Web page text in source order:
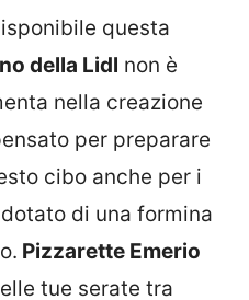
questa
della Lidl non è
nella creazione
per preparare
cibo anche per i
di una formina
Pizzarette Emerio
tue serate tra